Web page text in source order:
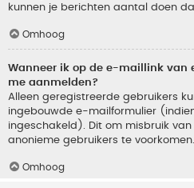
kunnen je berichten aantal doen
Omhoog
Wanneer ik op de e-maillink van
me aanmelden?
Alleen geregistreerde gebruikers
ingebouwde e-mailformulier
ingeschakeld). Dit om misbruik
anonieme gebruikers te voorkomen.
Omhoog